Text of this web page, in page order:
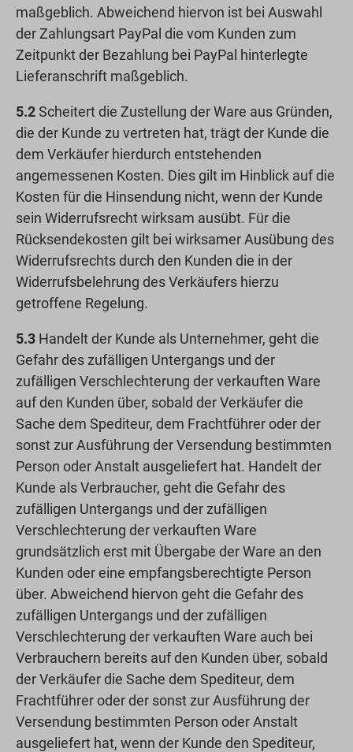
maßgeblich. Abweichend hiervon ist bei Auswahl
der Zahlungsart PayPal die vom Kunden zum
Zeitpunkt der Bezahlung bei PayPal hinterlegte
Lieferanschrift maßgeblich.
5.2Scheitert die Zustellung der Ware aus Gründen,
die der Kunde zu vertreten hat, trägt der Kunde die
dem Verkäufer hierdurch entstehenden
angemessenen Kosten. Dies gilt im Hinblick auf die
Kosten für die Hinsendung nicht, wenn der Kunde
sein Widerrufsrecht wirksam ausübt. Für die
Rücksendekosten gilt bei wirksamer Ausübung des
Widerrufsrechts durch den Kunden die in der
Widerrufsbelehrung des Verkäufers hierzu
getroffene Regelung.
5.3 Handelt der Kunde als Unternehmer, geht die
Gefahr des zufälligen Untergangs und der
zufälligen Verschlechterung der verkauften Ware
auf den Kunden über, sobald der Verkäufer die
Sache dem Spediteur, dem Frachtführer oder der
sonst zur Ausführung der Versendung bestimmten
Person oder Anstalt ausgeliefert hat. Handelt der
Kunde als Verbraucher, geht die Gefahr des
zufälligen Untergangs und der zufälligen
Verschlechterung der verkauften Ware
grundsätzlich erst mit Übergabe der Ware an den
Kunden oder eine empfangsberechtigte Person
über. Abweichend hiervon geht die Gefahr des
zufälligen Untergangs und der zufälligen
Verschlechterung der verkauften Ware auch bei
Verbrauchern bereits auf den Kunden über, sobald
der Verkäufer die Sache dem Spediteur, dem
Frachtführer oder der sonst zur Ausführung der
Versendung bestimmten Person oder Anstalt
ausgeliefert hat, wenn der Kunde den Spediteur,